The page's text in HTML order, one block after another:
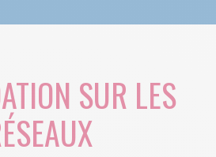
SUR LES